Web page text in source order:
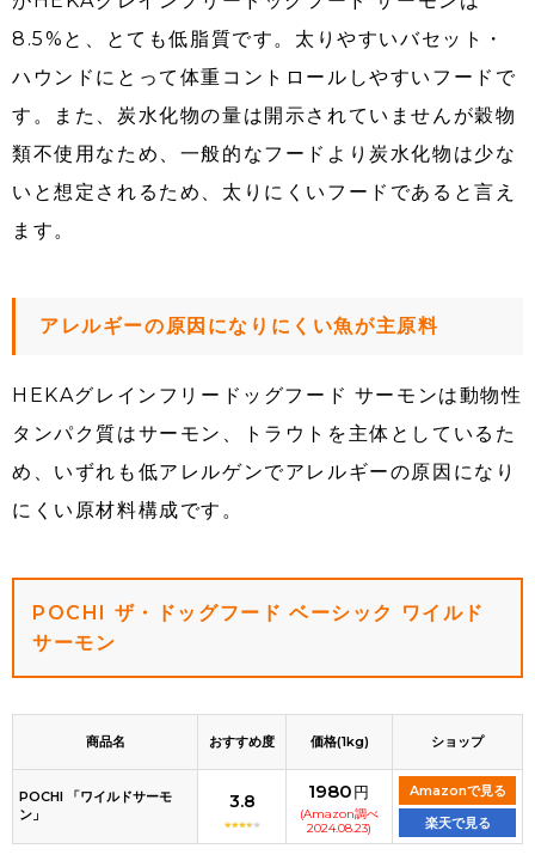
8.5%と、とても低脂質です。太りやすいバセット・
ハウンドにとって体重コントロールしやすいフードで
す。また、炭水化物の量は開示されていませんが穀物
類不使用なため、一般的なフードより炭水化物は少な
いと想定されるため、太りにくいフードであると言え
ます。
アレルギーの原因になりにくい魚が主原料
HEKAグレインフリードッグフード サーモンは動物性
タンパク質はサーモン、トラウトを主体としているた
め、いずれも低アレルゲンでアレルギーの原因になり
にくい原材料構成です。
POCHI ザ・ドッグフード ベーシック ワイルド
サーモン
商品名 おすすめ度 価格(1kg) ショップ
POCHI 「ワイルドサーモ
ン」
3.8 1980円
(Amazon調べ
2024.08.23)
Amazonで見る
楽天で見る